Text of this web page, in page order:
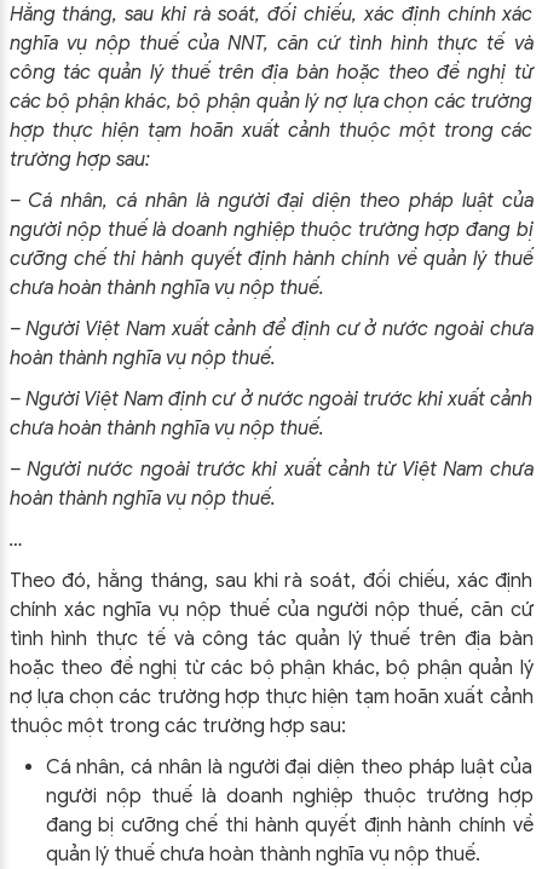
Hằng tháng, sau khi rà soát, đối chiếu, xác định chính xác
nghĩa vụ nộp thuế của NNT, căn cứ tình hình thực tế và
công tác quản lý thuế trên địa bàn hoặc theo đề nghị từ
các bộ phận khác, bộ phận quản lý nợ lựa chọn các trường
hợp thực hiện tạm hoãn xuất cảnh thuộc một trong các
trường hợp sau:
– Cá nhân, cá nhân là người đại diện theo pháp luật của
người nộp thuế là doanh nghiệp thuộc trường hợp đang bị
cưỡng chế thi hành quyết định hành chính về quản lý thuế
chưa hoàn thành nghĩa vụ nộp thuế.
– Người Việt Nam xuất cảnh để định cư ở nước ngoài chưa
hoàn thành nghĩa vụ nộp thuế.
– Người Việt Nam định cư ở nước ngoài trước khi xuất cảnh
chưa hoàn thành nghĩa vụ nộp thuế.
– Người nước ngoài trước khi xuất cảnh từ Việt Nam chưa
hoàn thành nghĩa vụ nộp thuế.
…
Theo đó, hằng tháng, sau khi rà soát, đối chiếu, xác định
chính xác nghĩa vụ nộp thuế của người nộp thuế, căn cứ
tình hình thực tế và công tác quản lý thuế trên địa bàn
hoặc theo đề nghị từ các bộ phận khác, bộ phận quản lý
nợ lựa chọn các trường hợp thực hiện tạm hoãn xuất cảnh
thuộc một trong các trường hợp sau:
Cá nhân, cá nhân là người đại diện theo pháp luật của
người nộp thuế là doanh nghiệp thuộc trường hợp
đang bị cưỡng chế thi hành quyết định hành chính về
quản lý thuế chưa hoàn thành nghĩa vụ nộp thuế.